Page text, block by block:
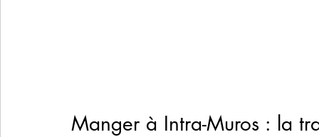
Manger à Intra-Muros : la